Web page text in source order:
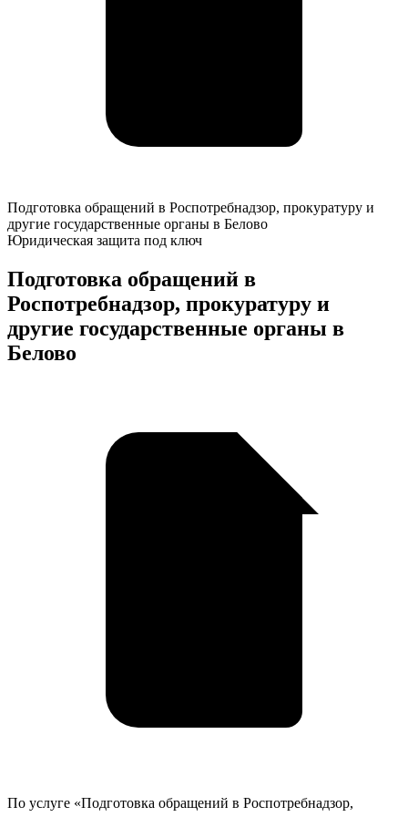
Подготовка
обращений
в
прокуратуру
и
другие
органы
в
Подготовка обращений в Роспотребнадзор, прокуратуру и
другие государственные органы в Белово
Юридическая защита под ключ
Подготовка обращений в
Роспотребнадзор, прокуратуру и
другие государственные органы в
Белово
По услуге «Подготовка обращений в Роспотребнадзор,